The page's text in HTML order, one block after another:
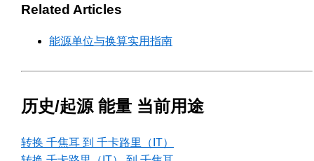
Related Articles
能源单位与换算实用指南
历史/起源 能量 当前用途
转换 千焦耳 到 千卡路里（IT）